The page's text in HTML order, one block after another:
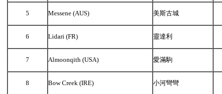
5 Messene (AUS) 美斯古城
6 Lidari (FR) 靈達利
7 Almoonqith (USA) 愛滿駒
8 Bow Creek (IRE) 小河彎彎